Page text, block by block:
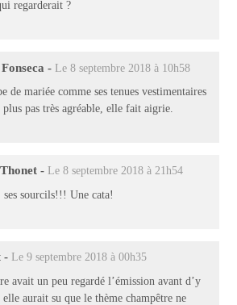
regarderait ?
- Le 8 septembre 2018 à 10h58
de mariée comme ses tenues vestimentaires
plus pas très agréable, elle fait aigrie.
- Le 8 septembre 2018 à 21h54
sourcils!!! Une cata!
- Le 9 septembre 2018 à 00h35
avait un peu regardé l’émission avant d’y
aurait su que le thème champêtre ne